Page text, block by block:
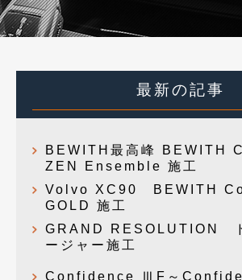
最新の記事
BEWITH最高峰 BEWITH
ZEN Ensemble 施工
Volvo XC90 BEWITH
GOLD 施工
GRAND RESOLUTION
ージャー施工
Confidence ⅢF～